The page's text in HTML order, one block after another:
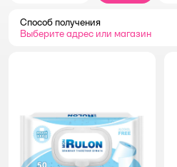
Способ получения
Выберите адрес или магазин